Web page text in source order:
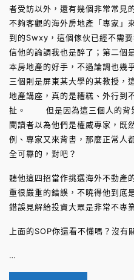
者受訪以外，還有幾個非常常見
不夠客觀的海外房地產「專家
到的Swxy，這個傢伙已經不需
信他的論調我也是醉了；第二個
本房地產的好手，不過論調也幾
三個則是屏東某大學的某教授，
地產講座，真的是糟糕、外行到
扯。 但是因為這三個人的背
閱讀者以為他們是權威專家，既
例、專家又來背書，那麼正常人
全可靠的，對吧？
聽他這四招當作挑選海外不動產
重很嚴重的錯誤，不曉得他到底
錯誤見解給投資大眾是非常不專
上面的SOP你還看不懂嗎？沒
…